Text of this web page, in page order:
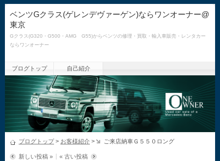
ベンツGクラス(ゲレンデヴァーゲン)ならワンオーナー@
東京
Gクラス(G320・G500・AMG G55)からベンツの修理・買取・輸入車販売・レンタカー
ならワンオーナー
ブログトップ 自己紹介
ブログトップ> お客様紹介 > ご来店納車Ｇ５５０ロング
新しい投稿 » « 古い投稿